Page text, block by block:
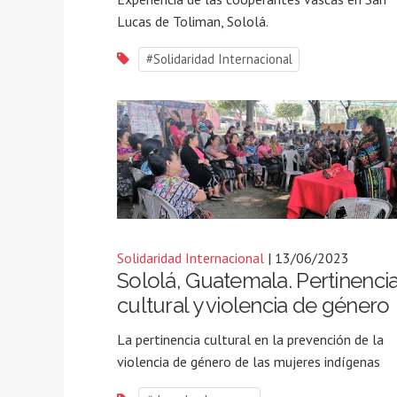
Lucas de Toliman, Sololá.
#Solidaridad Internacional
Solidaridad Internacional | 13/06/2023
Sololá, Guatemala.
cultural y violencia de género
La pertinencia cultural en la prevención de la
violencia de género de las mujeres indígenas